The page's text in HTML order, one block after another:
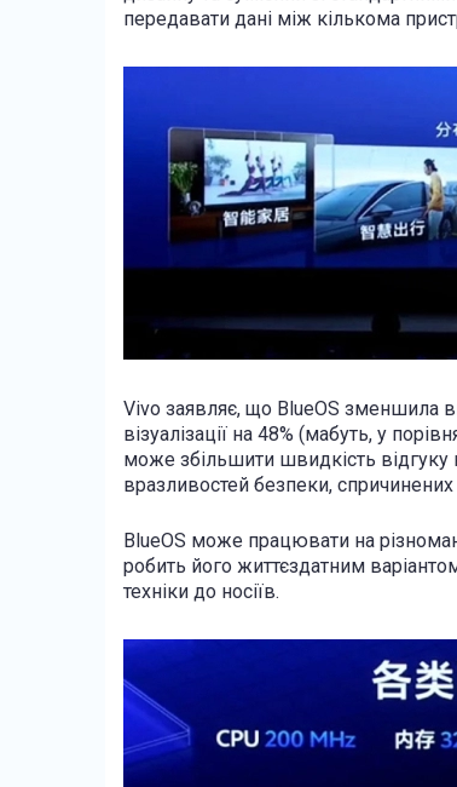
передавати дані між кількома
Vivo заявляє, що BlueOS зменшила
візуалізації на 48% (мабуть, у
може збільшити швидкість відгуку
вразливостей безпеки, спричинених
BlueOS може працювати на
робить його життєздатним
техніки до носіїв.